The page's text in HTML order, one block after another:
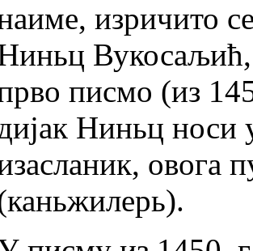
изричито
Вукосаљић,
писмо (из
Ниньц носи
овога